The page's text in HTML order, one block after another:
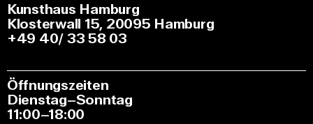
Kunsthaus Hamburg
Klosterwall 15, 20095 Hamburg
+49 40/ 33 58 03
Öffnungszeiten
Dienstag–Sonntag
11:00–18:00